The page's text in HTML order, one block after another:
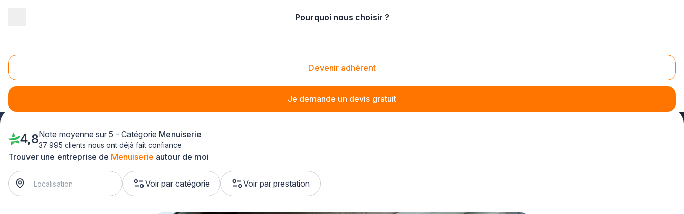
Pourquoi nous choisir ?
Devenir adhérent
Je demande un devis gratuit
Menuiserie Saône-et-Loire (71)
Sur plus-que-pro.fr, vous dénicherez sans difficulté un menuisier qui s'occupera deréparer des parquets ou fabriquer des vérandaspour vous en Saône-et-Loire.
Trouver une entreprise de Menuiserie autour de moi
Voir par catégorie Voir par prestation
4,8Note moyenne sur 5 - Catégorie Menuiserie
37 995 clients nous ont déjà fait confiance